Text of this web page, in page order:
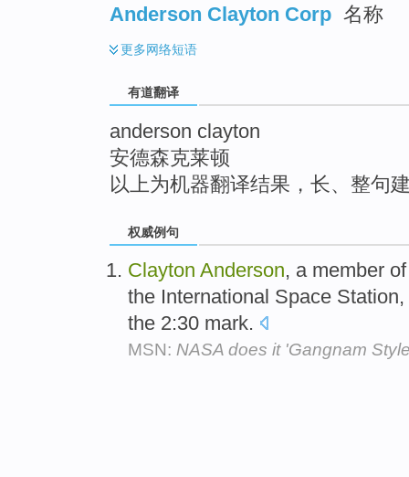
Anderson Clayton Corp 名称
更多网络短语
有道翻译
anderson clayton
安德森克莱顿
以上为机器翻译结果，长、整句
权威例句
Clayton Anderson, a member
the International Space
the 2:30 mark.
MSN: NASA does it 'Gangnam